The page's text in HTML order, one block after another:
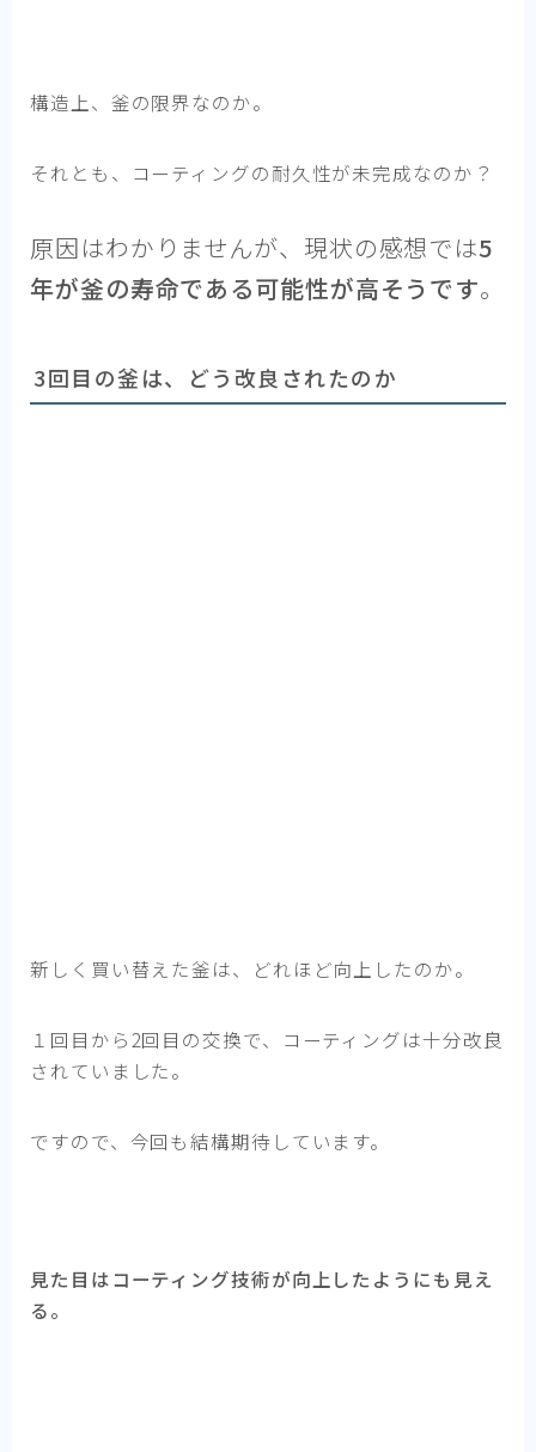
構造上、釜の限界なのか。
それとも、コーティングの耐久性が未完成なのか？
原因はわかりませんが、現状の感想では5
年が釜の寿命である可能性が高そうです。
3回目の釜は、どう改良されたのか
新しく買い替えた釜は、どれほど向上したのか。
１回目から2回目の交換で、コーティングは十分改良
されていました。
ですので、今回も結構期待しています。
見た目はコーティング技術が向上したようにも見え
る。